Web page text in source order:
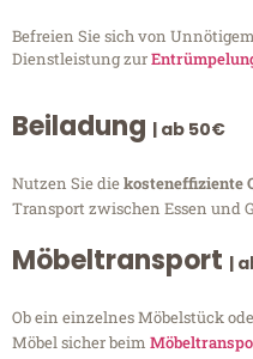
Befreien Sie sich von
Dienstleistung zur
Beiladung | ab 50€
Nutzen Sie diekosteneffiziente
Transport zwischen Essen und
Möbeltransport |
Ob ein einzelnes Möbelstück
Möbel sicher beim